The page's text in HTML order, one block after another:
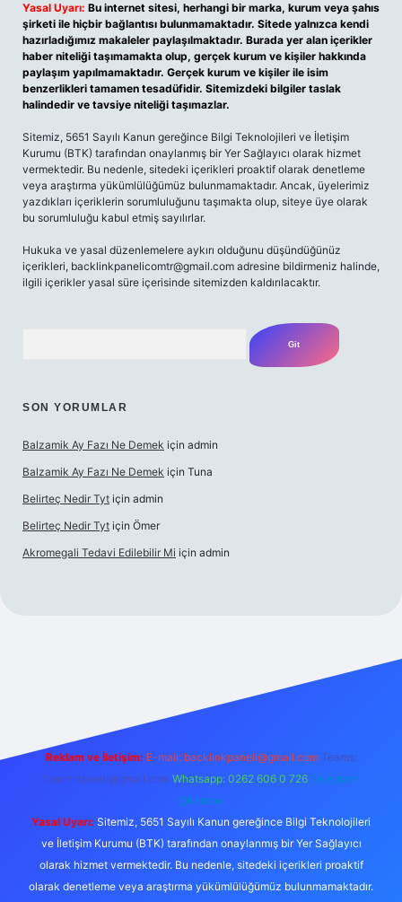
Yasal Uyarı: Bu internet sitesi, herhangi bir marka, kurum veya şahıs
şirketi ile hiçbir bağlantısı bulunmamaktadır. Sitede yalnızca kendi
hazırladığımız makaleler paylaşılmaktadır. Burada yer alan içerikler
haber niteliği taşımamakta olup, gerçek kurum ve kişiler hakkında
paylaşım yapılmamaktadır. Gerçek kurum ve kişiler ile isim
benzerlikleri tamamen tesadüfidir. Sitemizdeki bilgiler taslak
halindedir ve tavsiye niteliği taşımazlar.
Sitemiz, 5651 Sayılı Kanun gereğince Bilgi Teknolojileri ve İletişim
Kurumu (BTK) tarafından onaylanmış bir Yer Sağlayıcı olarak hizmet
vermektedir. Bu nedenle, sitedeki içerikleri proaktif olarak denetleme
veya araştırma yükümlülüğümüz bulunmamaktadır. Ancak, üyelerimiz
yazdıkları içeriklerin sorumluluğunu taşımakta olup, siteye üye olarak
bu sorumluluğu kabul etmiş sayılırlar.
Hukuka ve yasal düzenlemelere aykırı olduğunu düşündüğünüz
içerikleri, backlinkpanelicomtr@gmail.com adresine bildirmeniz halinde,
ilgili içerikler yasal süre içerisinde sitemizden kaldırılacaktır.
SON YORUMLAR
Balzamik Ay Fazı Ne Demek için admin
Balzamik Ay Fazı Ne Demek için Tuna
Belirteç Nedir Tyt için admin
Belirteç Nedir Tyt için Ömer
Akromegali Tedavi Edilebilir Mi için admin
Reklam ve İletişim: E-mail: backlinkpaneli@gmail.com Teams:
forumhizmeti@gmail.com Whatsapp: 0262 606 0 726 Telegram:
@karabul
Yasal Uyarı: Sitemiz, 5651 Sayılı Kanun gereğince Bilgi Teknolojileri
ve İletişim Kurumu (BTK) tarafından onaylanmış bir Yer Sağlayıcı
olarak hizmet vermektedir. Bu nedenle, sitedeki içerikleri proaktif
olarak denetleme veya araştırma yükümlülüğümüz bulunmamaktadır.